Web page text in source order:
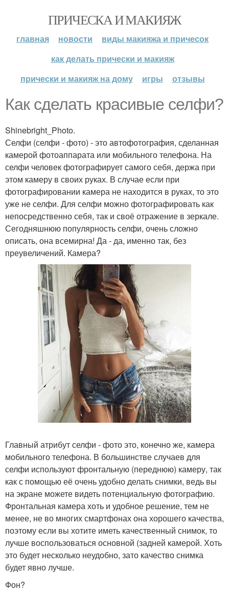
ПРИЧЕСКА И МАКИЯЖ
главная новости
виды макияжа и причесок
как делать прически и макияж
прически и макияж на дому
игры отзывы
Как сделать красивые селфи?
Shinebright_Photo.
Селфи (селфи - фото) - это автофотография, сделанная
камерой фотоаппарата или мобильного телефона. На
селфи человек фотографирует самого себя, держа при
этом камеру в своих руках. В случае если при
фотографировании камера не находится в руках, то это
уже не селфи. Для селфи можно фотографировать как
непосредственно себя, так и своё отражение в зеркале.
Сегодняшнюю популярность селфи, очень сложно
описать, она всемирна! Да - да, именно так, без
преувеличений. Камера?
Главный атрибут селфи - фото это, конечно же, камера
мобильного телефона. В большинстве случаев для
селфи используют фронтальную (переднюю) камеру, так
как с помощью её очень удобно делать снимки, ведь вы
на экране можете видеть потенциальную фотографию.
Фронтальная камера хоть и удобное решение, тем не
менее, не во многих смартфонах она хорошего качества,
поэтому если вы хотите иметь качественный снимок, то
лучше воспользоваться основной (задней камерой. Хоть
это будет несколько неудобно, зато качество снимка
будет явно лучше.
Фон?